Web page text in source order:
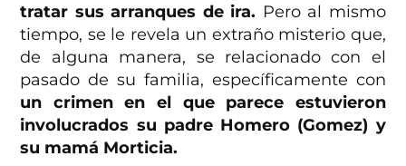
tratar sus arranques de ira. Pero al mismo
tiempo, se le revela un extraño misterio que,
de alguna manera, se relacionado con el
pasado de su familia, específicamente con
un crimen en el que parece estuvieron
involucrados su padre Homero (Gomez) y
su mamá Morticia.